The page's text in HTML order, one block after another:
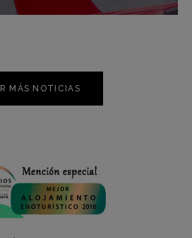
MÁS NOTICIAS